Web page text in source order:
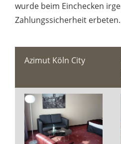
wurde beim Einchecken
Zahlungssicherheit erbeten.
Azimut Köln City